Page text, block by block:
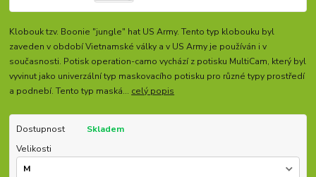
Klobouk tzv. Boonie "jungle" hat US Army. Tento typ klobouku byl
zaveden v období Vietnamské války a v US Army je používán i v
současnosti. Potisk operation-camo vychází z potisku MultiCam, který byl
vyvinut jako univerzální typ maskovacího potisku pro různé typy prostředí
a podnebí. Tento typ maská... celý popis
Dostupnost
Skladem
Velikosti